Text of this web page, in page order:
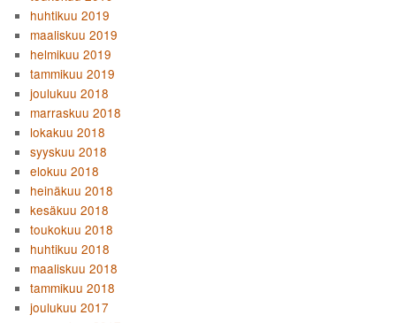
huhtikuu 2019
maaliskuu 2019
helmikuu 2019
tammikuu 2019
joulukuu 2018
marraskuu 2018
lokakuu 2018
syyskuu 2018
elokuu 2018
heinäkuu 2018
kesäkuu 2018
toukokuu 2018
huhtikuu 2018
maaliskuu 2018
tammikuu 2018
joulukuu 2017